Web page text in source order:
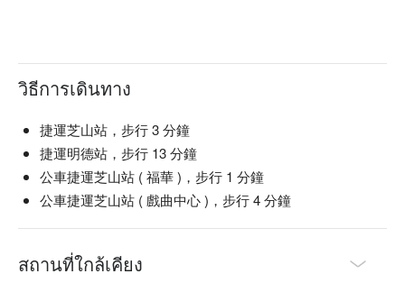
วิธีการเดินทาง
捷運芝山站，步行 3 分鐘
捷運明德站，步行 13 分鐘
公車捷運芝山站 ( 福華 )，步行 1 分鐘
公車捷運芝山站 ( 戲曲中心 )，步行 4 分鐘
สถานที่ใกล้เคียง